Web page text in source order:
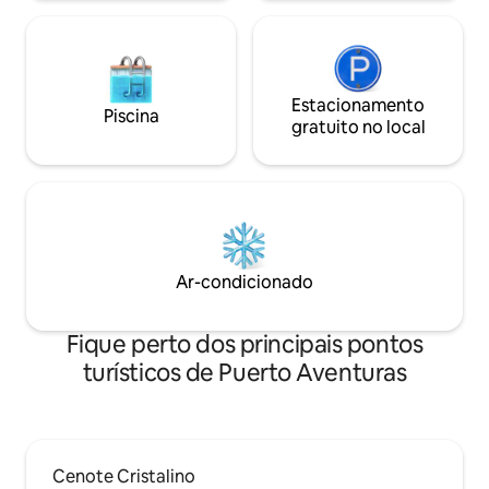
Piscina
Estacionamento
gratuito no local
Ar-condicionado
Fique perto dos principais pontos
turísticos de Puerto Aventuras
Cenote Cristalino